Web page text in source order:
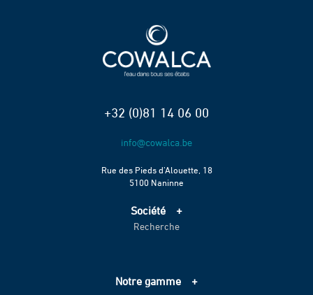
+32 (0)81 14 06 00
Rue des Pieds d’Alouette, 18
5100 Naninne
Société
Accueil
Échelle de performance CO2
Recherche
Notre gamme